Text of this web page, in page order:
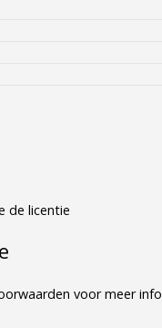
de licentie
voor meer info